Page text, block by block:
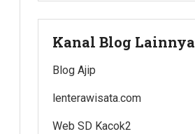
Kanal Blog Lainnya
Blog Ajip
lenterawisata.com
Web SD Kacok2